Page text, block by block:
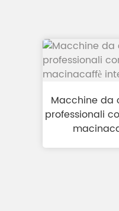
Macchine da
professionali